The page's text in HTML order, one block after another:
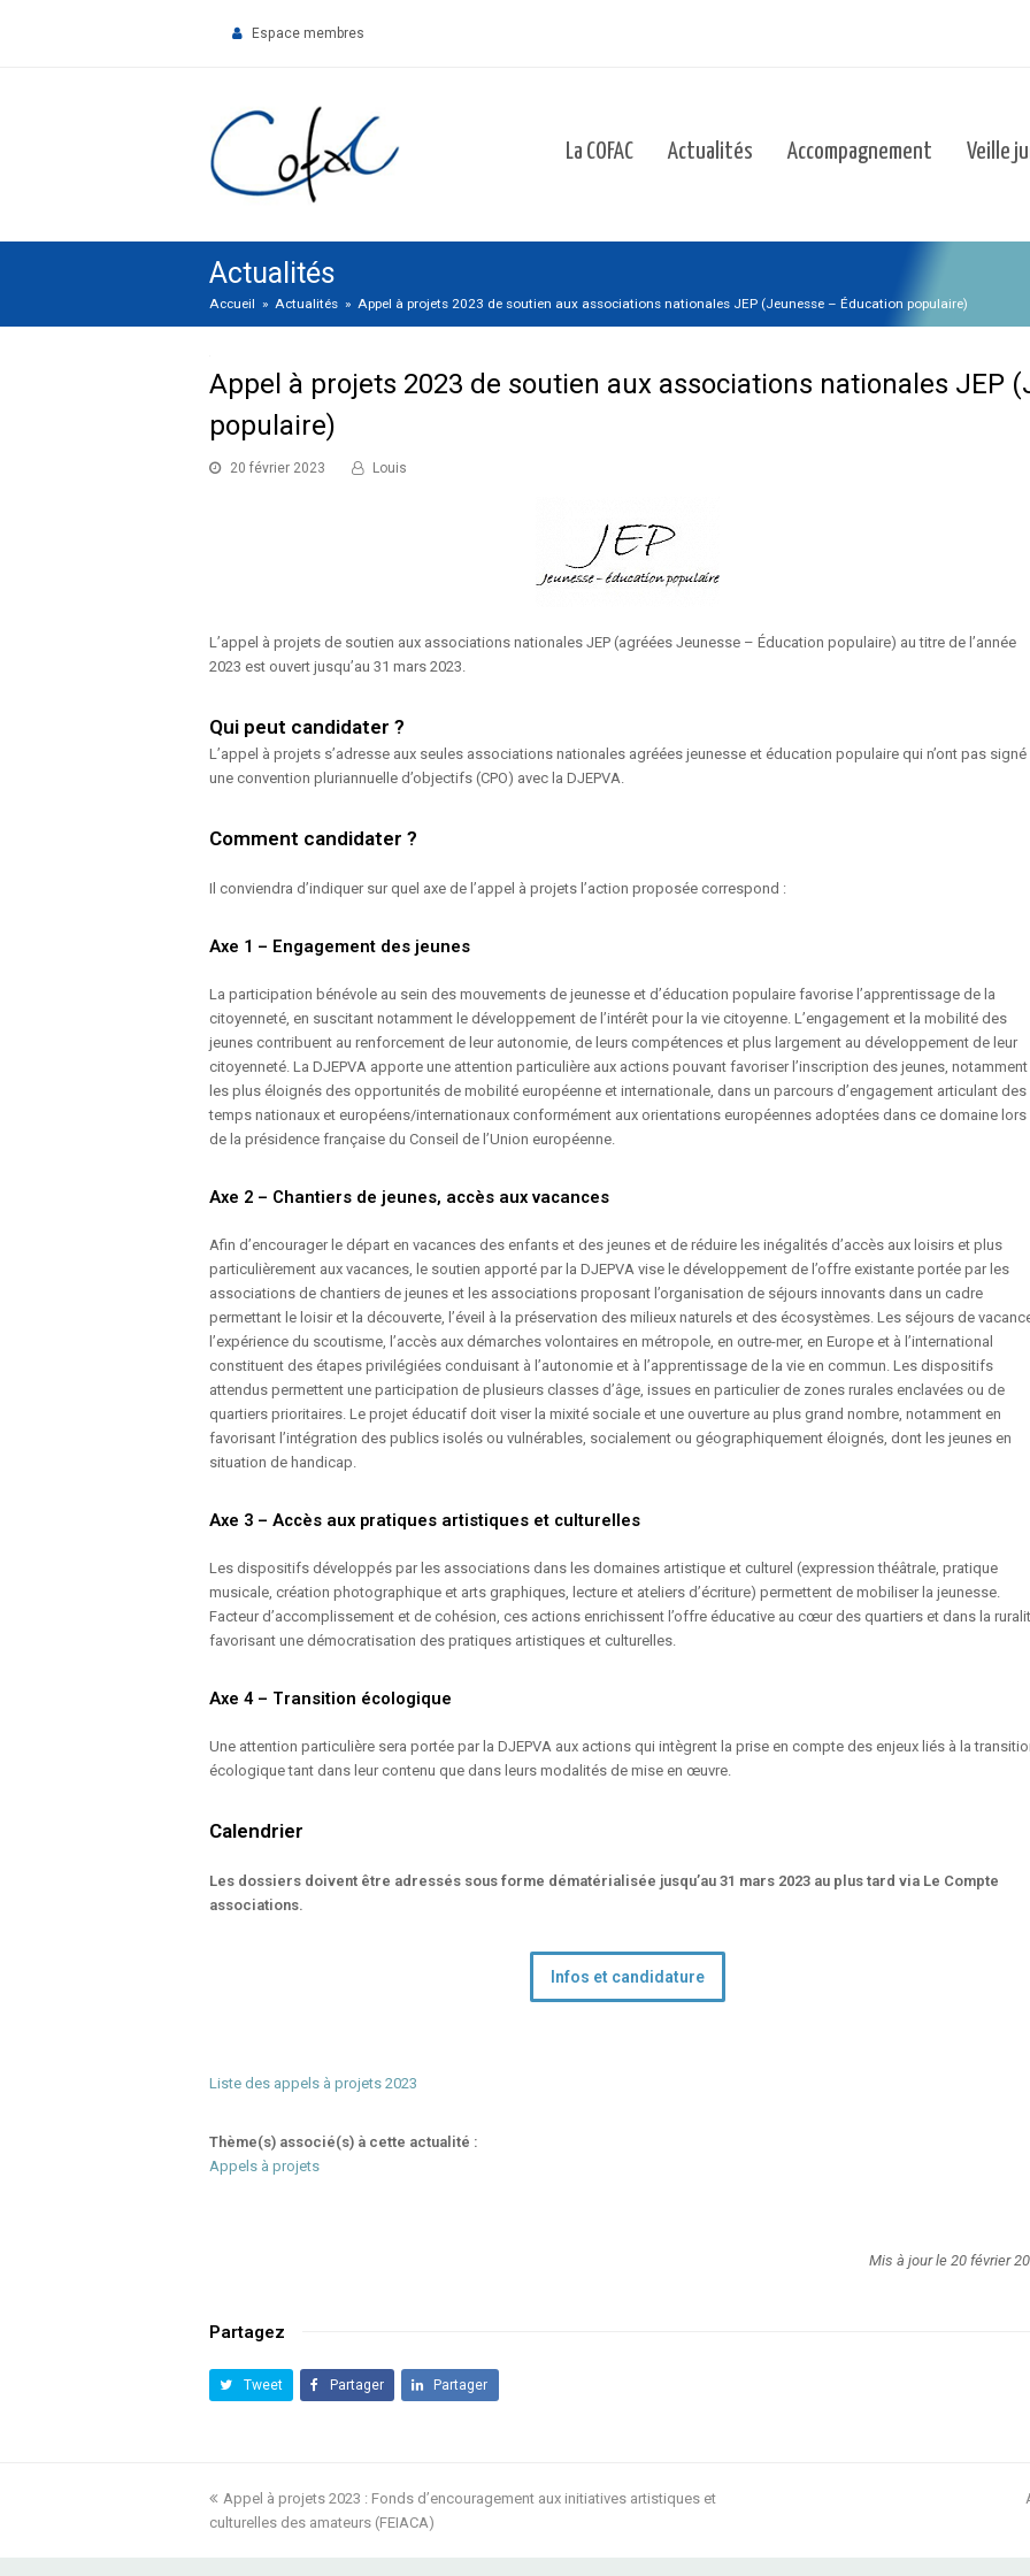
Espace membres
La COFAC Actualités Accompagnement Veille
Actualités
Accueil » Actualités » Appel à projets 2023 de soutien aux associations nationales JEP (Jeunesse – Éducation populaire)
Appel à projets 2023 de soutien aux associations nationales JEP
populaire)
20 février 2023 Louis
L’appel à projets de soutien aux associations nationales JEP (agréées Jeunesse – Éducation populaire) au titre de l’année
2023 est ouvert jusqu’au 31 mars 2023.
Qui peut candidater ?
L’appel à projets s’adresse aux seules associations nationales agréées jeunesse et éducation populaire qui n’ont pas signé
une convention pluriannuelle d’objectifs (CPO) avec la DJEPVA.
Comment candidater ?
Il conviendra d’indiquer sur quel axe de l’appel à projets l’action proposée correspond :
Axe 1 – Engagement des jeunes
La participation bénévole au sein des mouvements de jeunesse et d’éducation populaire favorise l’apprentissage de la
citoyenneté, en suscitant notamment le développement de l’intérêt pour la vie citoyenne. L’engagement et la mobilité des
jeunes contribuent au renforcement de leur autonomie, de leurs compétences et plus largement au développement de leur
citoyenneté. La DJEPVA apporte une attention particulière aux actions pouvant favoriser l’inscription des jeunes, notamment
les plus éloignés des opportunités de mobilité européenne et internationale, dans un parcours d’engagement articulant des
temps nationaux et européens/internationaux conformément aux orientations européennes adoptées dans ce domaine lors
de la présidence française du Conseil de l’Union européenne.
Axe 2 – Chantiers de jeunes, accès aux vacances
Afin d’encourager le départ en vacances des enfants et des jeunes et de réduire les inégalités d’accès aux loisirs et plus
particulièrement aux vacances, le soutien apporté par la DJEPVA vise le développement de l’offre existante portée par les
associations de chantiers de jeunes et les associations proposant l’organisation de séjours innovants dans un cadre
permettant le loisir et la découverte, l’éveil à la préservation des milieux naturels et des écosystèmes. Les séjours de
l’expérience du scoutisme, l’accès aux démarches volontaires en métropole, en outre-mer, en Europe et à l’international
constituent des étapes privilégiées conduisant à l’autonomie et à l’apprentissage de la vie en commun. Les dispositifs
attendus permettent une participation de plusieurs classes d’âge, issues en particulier de zones rurales enclavées ou de
quartiers prioritaires. Le projet éducatif doit viser la mixité sociale et une ouverture au plus grand nombre, notamment en
favorisant l’intégration des publics isolés ou vulnérables, socialement ou géographiquement éloignés, dont les jeunes en
situation de handicap.
Axe 3 – Accès aux pratiques artistiques et culturelles
Les dispositifs développés par les associations dans les domaines artistique et culturel (expression théâtrale, pratique
musicale, création photographique et arts graphiques, lecture et ateliers d’écriture) permettent de mobiliser la jeunesse.
Facteur d’accomplissement et de cohésion, ces actions enrichissent l’offre éducative au cœur des quartiers et dans la
favorisant une démocratisation des pratiques artistiques et culturelles.
Axe 4 – Transition écologique
Une attention particulière sera portée par la DJEPVA aux actions qui intègrent la prise en compte des enjeux liés à la
écologique tant dans leur contenu que dans leurs modalités de mise en œuvre.
Calendrier
Les dossiers doivent être adressés sous forme dématérialisée jusqu’au 31 mars 2023 au plus tard via Le Compte
associations.
Infos et candidature
Liste des appels à projets 2023
Thème(s) associé(s) à cette actualité :
Appels à projets
Mis à jour le 20 février
Partagez
Tweet Partager Partager
previous
post:
Appel à projets 2023 : Fonds d’encouragement aux initiatives artistiques et
culturelles des amateurs (FEIACA)